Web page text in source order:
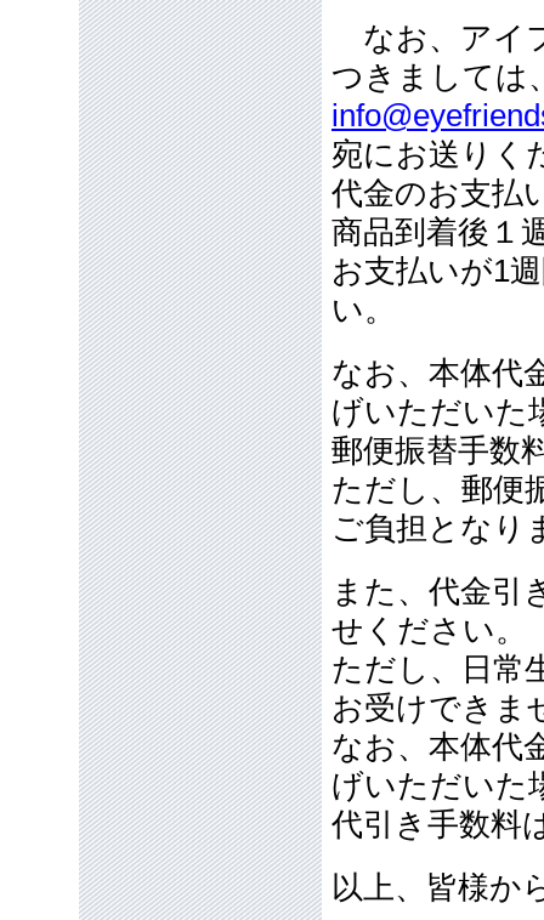
なお、アイ
つきましては
宛にお送りく
代金のお支払
商品到着後１
お支払いが1
い。
なお、本体代
げいただいた
郵便振替手数
ただし、郵便
ご負担となり
また、代金引
せください。
ただし、日常
お受けできま
なお、本体代
げいただいた
代引き手数料
以上、皆様か